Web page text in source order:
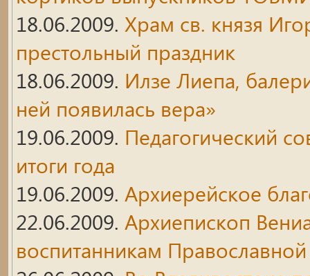
18.06.2009. Храм св. князя
престольный праздник
18.06.2009. Илзе Лиепа,
ней появилась вера»
19.06.2009. Педагогический
итоги года
19.06.2009. Архиерейское
22.06.2009. Архиепископ
воспитанникам